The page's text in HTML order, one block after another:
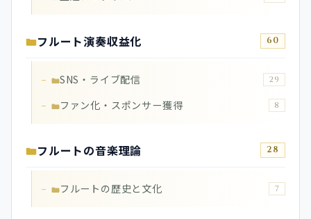
フルート演奏収益化 60
SNS・ライブ配信 29
ファン化・スポンサー獲得 8
フルートの音楽理論 28
フルートの歴史と文化 7